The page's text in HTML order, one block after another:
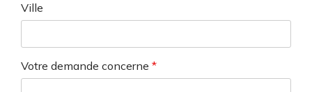
Ville
Votre demande concerne *